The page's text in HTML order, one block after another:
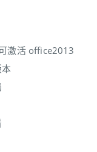
激活 office2013